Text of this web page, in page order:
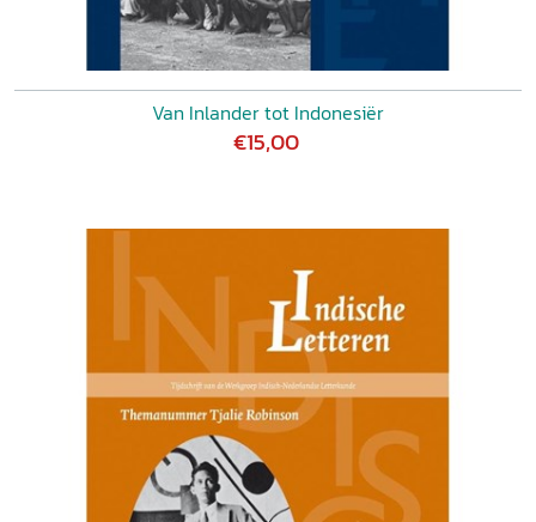
Van Inlander tot Indonesiër
€15,00